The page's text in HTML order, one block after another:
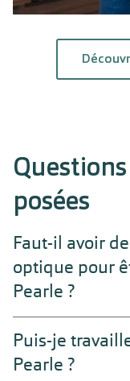
posées
Faut-il avoir
optique pour
Pearle ?
Non, aucune
Chez Pearle, vous
Puis-je
Pearle ?